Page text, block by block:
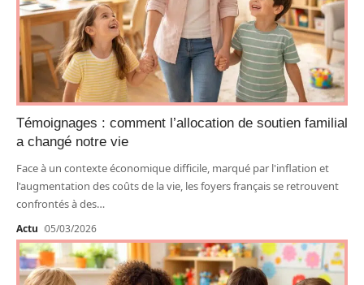
Témoignages : comment l’allocation de soutien familial
a changé notre vie
Face à un contexte économique difficile, marqué par l'inflation et
l'augmentation des coûts de la vie, les foyers français se retrouvent
confrontés à des…
Actu 05/03/2026